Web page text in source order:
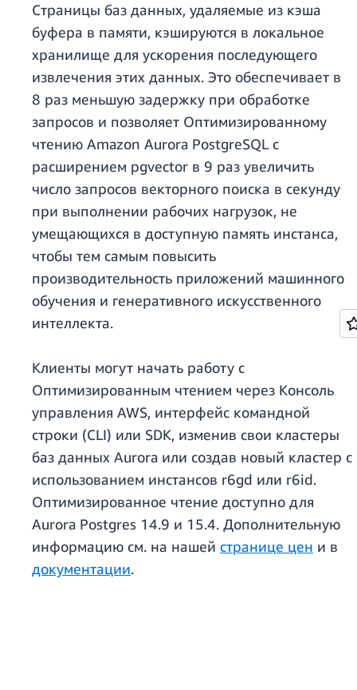
Страницы баз данных, удаляемые из кэша
буфера в памяти, кэшируются в локальное
хранилище для ускорения последующего
извлечения этих данных. Это обеспечивает в
8 раз меньшую задержку при обработке
запросов и позволяет Оптимизированному
чтению Amazon Aurora PostgreSQL с
расширением pgvector в 9 раз увеличить
число запросов векторного поиска в секунду
при выполнении рабочих нагрузок, не
умещающихся в доступную память инстанса,
чтобы тем самым повысить
производительность приложений машинного
обучения и генеративного искусственного
интеллекта.
Клиенты могут начать работу с
Оптимизированным чтением через Консоль
управления AWS, интерфейс командной
строки (CLI) или SDK, изменив свои кластеры
баз данных Aurora или создав новый кластер с
использованием инстансов r6gd или r6id.
Оптимизированное чтение доступно для
Aurora Postgres 14.9 и 15.4. Дополнительную
информацию см. на нашей странице цен и в
документации.